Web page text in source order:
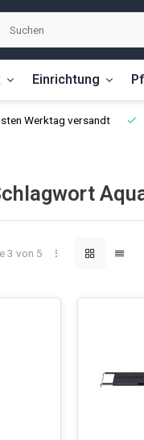
Einrichtung
Werktag versandt
3 von 5